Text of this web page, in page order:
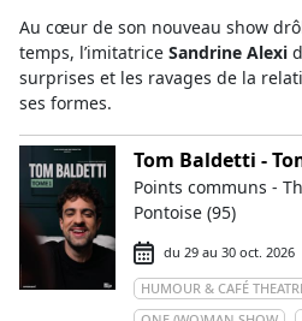
Au cœur de son nouveau show
temps, l’imitatrice Sandrine Alexi
surprises et les ravages de la
ses formes.
Tom Baldetti -
Points communs -
Pontoise (95)
du 29 au 30 oct. 2026
HUMOUR & CAFÉ